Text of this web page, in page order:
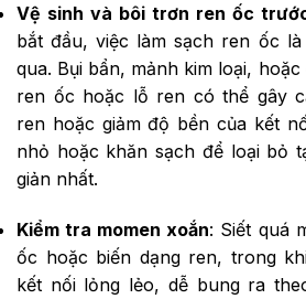
Vệ sinh và bôi trơn ren ốc
bắt đầu, việc làm sạch ren ốc
qua. Bụi bẩn, mảnh kim loại,
ren ốc hoặc lỗ ren có thể gây
ren hoặc giảm độ bền của kết
nhỏ hoặc khăn sạch để loại bỏ
giản nhất.
Kiểm tra momen xoắn: Siết quá
ốc hoặc biến dạng ren, trong
kết nối lỏng lẻo, dễ bung ra